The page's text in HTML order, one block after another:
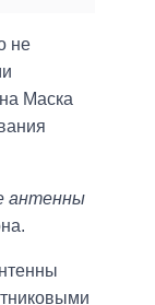
не
Маска
антенны